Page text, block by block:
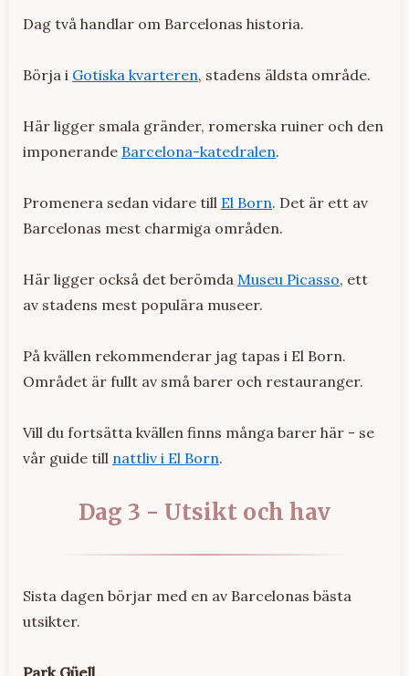
Dag två handlar om Barcelonas historia.
Börja i Gotiska kvarteren, stadens äldsta område.
Här ligger smala gränder, romerska ruiner och den
imponerande Barcelona-katedralen.
Promenera sedan vidare till El Born. Det är ett av
Barcelonas mest charmiga områden.
Här ligger också det berömda Museu Picasso, ett
av stadens mest populära museer.
På kvällen rekommenderar jag tapas i El Born.
Området är fullt av små barer och restauranger.
Vill du fortsätta kvällen finns många barer här - se
vår guide till nattliv i El Born.
Dag 3 - Utsikt och hav
Sista dagen börjar med en av Barcelonas bästa
utsikter.